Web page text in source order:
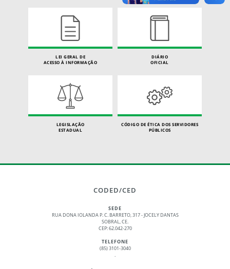
LEI GERAL DE
ACESSO À INFORMAÇÃO
DIÁRIO
OFICIAL
LEGISLAÇÃO
ESTADUAL
CÓDIGO DE ÉTICA DOS SERVIDORES
PÚBLICOS
CODED/CED
SEDE
RUA DONA IOLANDA P. C. BARRETO, 317 - JOCELY DANTAS
SOBRAL, CE.
CEP: 62.042-270
TELEFONE
(85) 3101-3040
.